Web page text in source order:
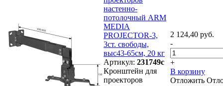
настенно-
потолочный ARM
MEDIA
PROJECTOR-3,
3ст. свободы,
выс43-65см, 20 кг
Артикул: 231749с
Кронштейн для
проекторов
2 124,40 руб.
-
+
В корзину
Отложить